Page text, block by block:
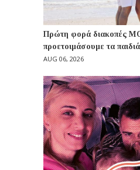
Πρώτη φορά διακοπές
προετοιμάσουμε τα
AUG 06, 2026